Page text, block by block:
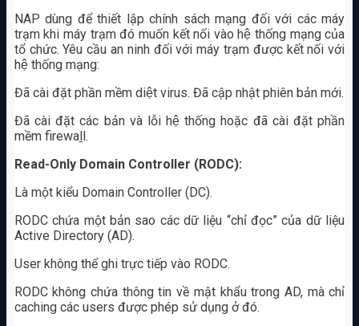
NAP dùng để thiết lập chính sách mạng đối với các máy
trạm khi máy trạm đó muốn kết nối vào hệ thống mạng của
tổ chức. Yêu cầu an ninh đối với máy trạm được kết nối với
hệ thống mạng:
Đã cài đặt phần mềm diệt virus. Đã cập nhật phiên bản mới.
Đã cài đặt các bản và lỗi hệ thống hoặc đã cài đặt phần
mềm firewal l.
Read-Only Domain Controller (RODC):
Là một kiểu Domain Controller (DC).
RODC chứa một bản sao các dữ liệu “chỉ đọc” của dữ liệu
Active Directory (AD).
User không thể ghi trực tiếp vào RODC.
RODC không chứa thông tin về mật khẩu trong AD, mà chỉ
caching các users được phép sử dụng ở đó.